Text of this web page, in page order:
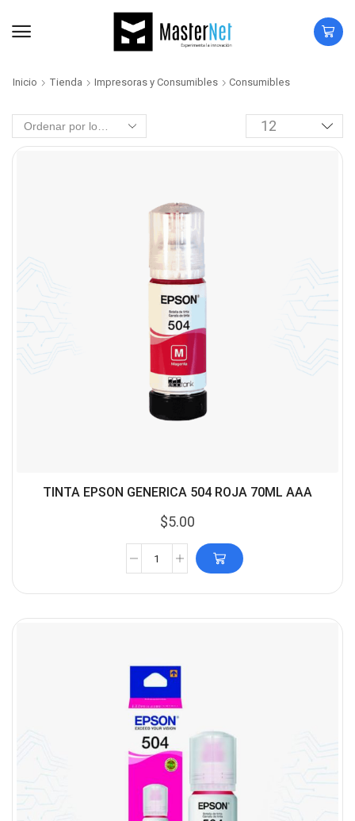
Inicio Tienda Impresoras y Consumibles Consumibles
TINTA EPSON GENERICA 504 ROJA 70ML AAA
$5.00